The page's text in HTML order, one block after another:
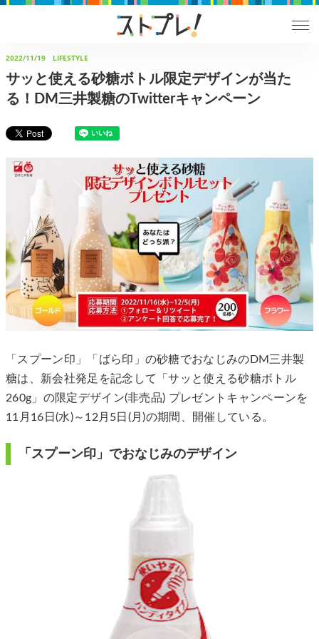
2022/11/19 LIFESTYLE
サッと使える砂糖ボトル限定デザインが当た
る！DM三井製糖のTwitterキャンペーン
「スプーン印」「ばら印」の砂糖でおなじみのDM三井製
糖は、新会社発足を記念して「サッと使える砂糖ボトル
260g」の限定デザイン(非売品) プレゼントキャンペーンを
11月16日(水)～12月5日(月)の期間、開催している。
「スプーン印」でおなじみのデザイン